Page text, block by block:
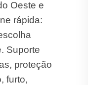
Oeste e
rápida:
Suporte
proteção
furto,